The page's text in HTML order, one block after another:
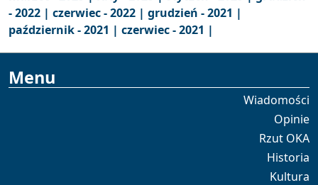
- 2022 | czerwiec - 2022 | grudzień - 2021 |
październik - 2021 | czerwiec - 2021 |
Menu
Wiadomości
Opinie
Rzut OKA
Historia
Kultura